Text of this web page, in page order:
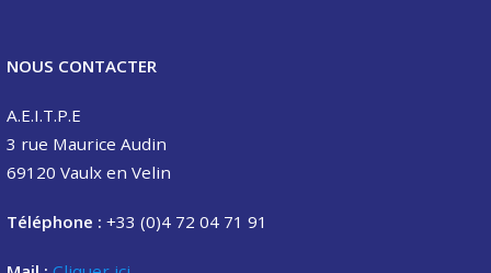
NOUS CONTACTER
A.E.I.T.P.E
3 rue Maurice Audin
69120 Vaulx en Velin
Téléphone : +33 (0)4 72 04 71 91